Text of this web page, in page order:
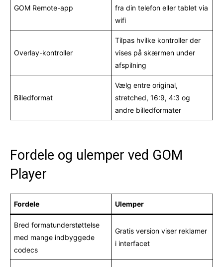
GOM Remote-app
fra din telefon eller tablet via
wifi
Overlay-kontroller
Tilpas hvilke kontroller der
vises på skærmen under
afspilning
Billedformat
Vælg entre original,
stretched, 16:9, 4:3 og
andre billedformater
Fordele og ulemper ved GOM
Player
Fordele Ulemper
Bred formatunderstøttelse
med mange indbyggede
codecs
Gratis version viser reklamer
i interfacet